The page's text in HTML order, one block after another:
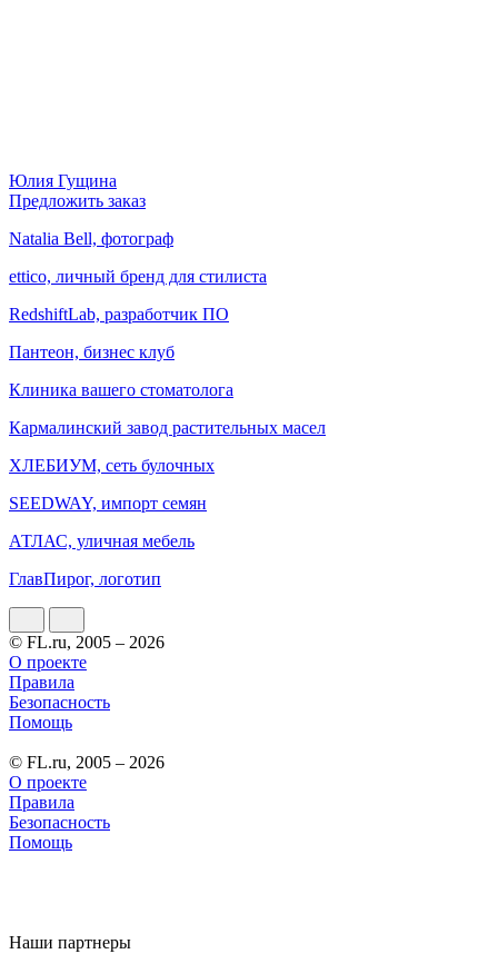
Юлия Гущина
Предложить заказ
Natalia Bell, фотограф
ettico, личный бренд для стилиста
RedshiftLab, разработчик ПО
Пантеон, бизнес клуб
Клиника вашего стоматолога
Кармалинский завод растительных масел
ХЛЕБИУМ, сеть булочных
SEEDWAY, импорт семян
АТЛАС, уличная мебель
ГлавПирог, логотип
© FL.ru, 2005 – 2026
О проекте
Правила
Безопасность
Помощь
© FL.ru, 2005 – 2026
О проекте
Правила
Безопасность
Помощь
Наши партнеры